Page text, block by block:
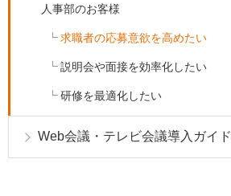
人事部のお客様
求職者の応募意欲を高めたい
説明会や面接を効率化したい
研修を最適化したい
Web会議・テレビ会議導入ガイド